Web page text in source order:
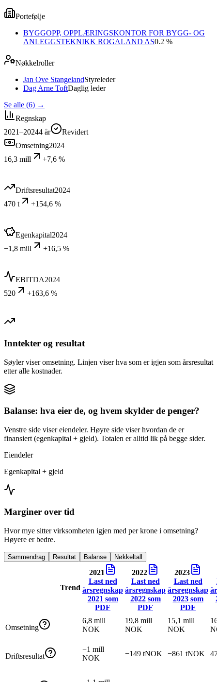
Portefølje
BYGGOPP, OPPLÆRINGSKONTOR FOR BYGG- OG
ANLEGGSTEKNIKK ROGALAND AS0.2 %
Nøkkelroller
Jan Ove StangelandStyreleder
Dag Arne ToftDaglig leder
Se alle (6) →
Regnskap
2021–20244 år
Revidert
Omsetning2024
16,3 mill
+7,6 %
Driftsresultat2024
470 t
+154,6 %
Egenkapital2024
−1,8 mill
+16,5 %
EBITDA2024
520
+163,6 %
Inntekter og resultat
Søyler viser omsetning. Linjen viser hva som er igjen som årsresultat
etter alle kostnader.
Balanse: hva eier de, og hvem skylder de penger?
Venstre side viser eiendeler. Høyre side viser hvordan de er
finansiert (egenkapital + gjeld). Totalen er alltid lik på begge sider.
Eiendeler
Egenkapital + gjeld
Marginer over tid
Hvor mye sitter virksomheten igjen med per krone i omsetning?
Høyere er bedre.
Sammendrag Resultat Balanse Nøkkeltall
Trend
2021
Last ned
årsregnskap
2021 som
PDF
2022
Last ned
årsregnskap
2022som
PDF
2023
Last ned
årsregnskap
2023som
PDF
Omsetning
6,8 mill
NOK
19,8 mill
NOK
15,1 mill
NOK
Driftsresultat
−1 mill
NOK
−149 tNOK −861 tNOK